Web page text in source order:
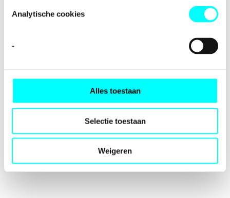
Analytische cookies
-
Alles toestaan
Selectie toestaan
Weigeren